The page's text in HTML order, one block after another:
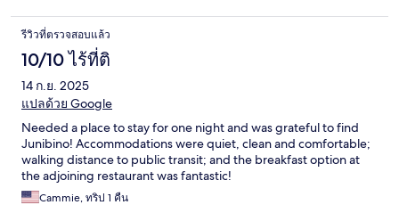
รีวิวที่ตรวจสอบแล้ว
10/10 ไร้ที่ติ
14 ก.ย. 2025
แปลด้วย Google
Needed a place to stay for one night and was grateful to find
Junibino! Accommodations were quiet, clean and comfortable;
walking distance to public transit; and the breakfast option at
the adjoining restaurant was fantastic!
Cammie, ทริป 1 คืน